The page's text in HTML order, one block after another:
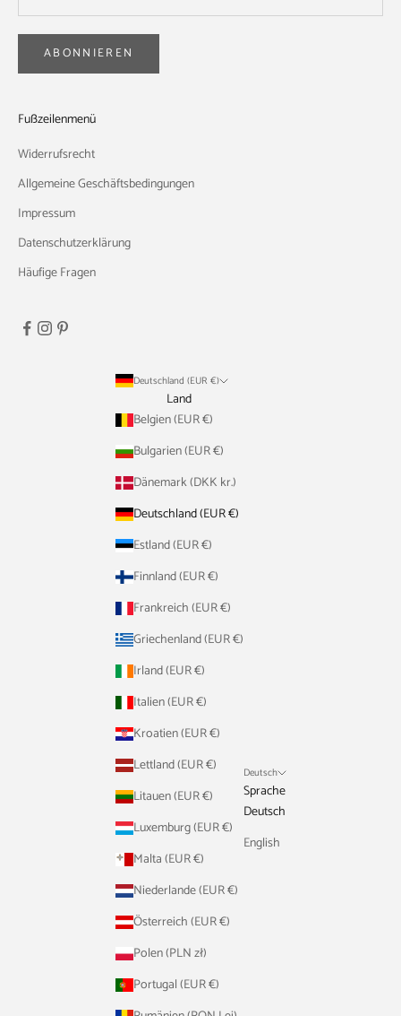
ABONNIEREN
Fußzeilenmenü
Widerrufsrecht
Allgemeine Geschäftsbedingungen
Impressum
Datenschutzerklärung
Häufige Fragen
Deutschland (EUR €)
Land
Belgien (EUR €)
Bulgarien (EUR €)
Dänemark (DKK kr.)
Deutschland (EUR €)
Estland (EUR €)
Finnland (EUR €)
Frankreich (EUR €)
Griechenland (EUR €)
Irland (EUR €)
Italien (EUR €)
Kroatien (EUR €)
Lettland (EUR €)
Litauen (EUR €)
Luxemburg (EUR €)
Malta (EUR €)
Niederlande (EUR €)
Österreich (EUR €)
Polen (PLN zł)
Portugal (EUR €)
Deutsch
Sprache
Deutsch
English